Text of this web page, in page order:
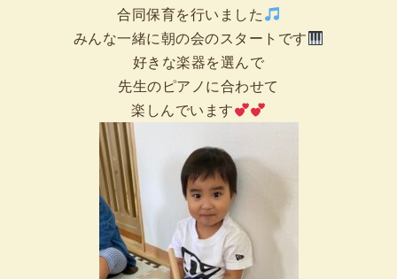
合同保育を行いました
みんな一緒に朝の会のスタートです
好きな楽器を選んで
先生のピアノに合わせて
楽しんでいます